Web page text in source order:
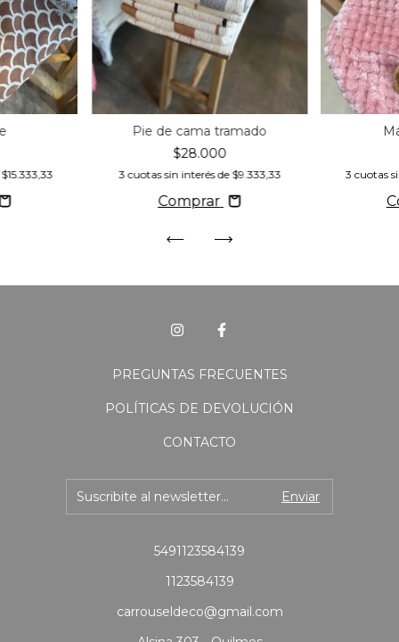
$15.333,33
Pie de cama tramado
$28.000
3 cuotas sin interés de $9.333,33
Comprar
3 cuotas
PREGUNTAS FRECUENTES
POLÍTICAS DE DEVOLUCIÓN
CONTACTO
5491123584139
1123584139
carrouseldeco@gmail.com